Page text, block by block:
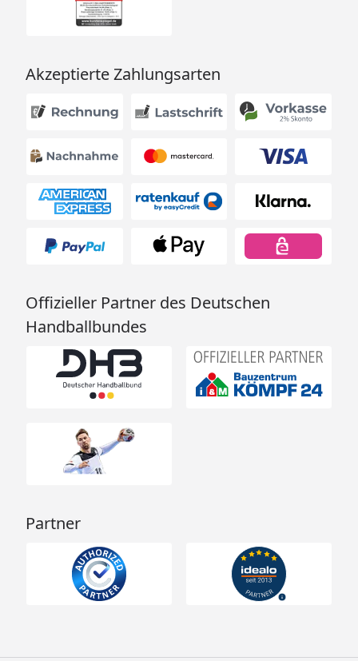
Akzeptierte Zahlungsarten
Offizieller Partner des Deutschen
Handballbundes
Partner